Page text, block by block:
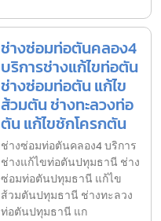
ช่างซ่อมท่อตันคลอง4
บริการช่างแก้ไขท่อตัน
ช่างซ่อมท่อตัน แก้ไข
ส้วมตัน ช่างทะลวงท่อ
ตัน แก้ไขชักโครกตัน
ช่างซ่อมท่อตันคลอง4 บริการ
ช่างแก้ไขท่อตันปทุมธานี ช่าง
ซ่อมท่อตันปทุมธานี แก้ไข
ส้วมตันปทุมธานี ช่างทะลวง
ท่อตันปทุมธานี แก